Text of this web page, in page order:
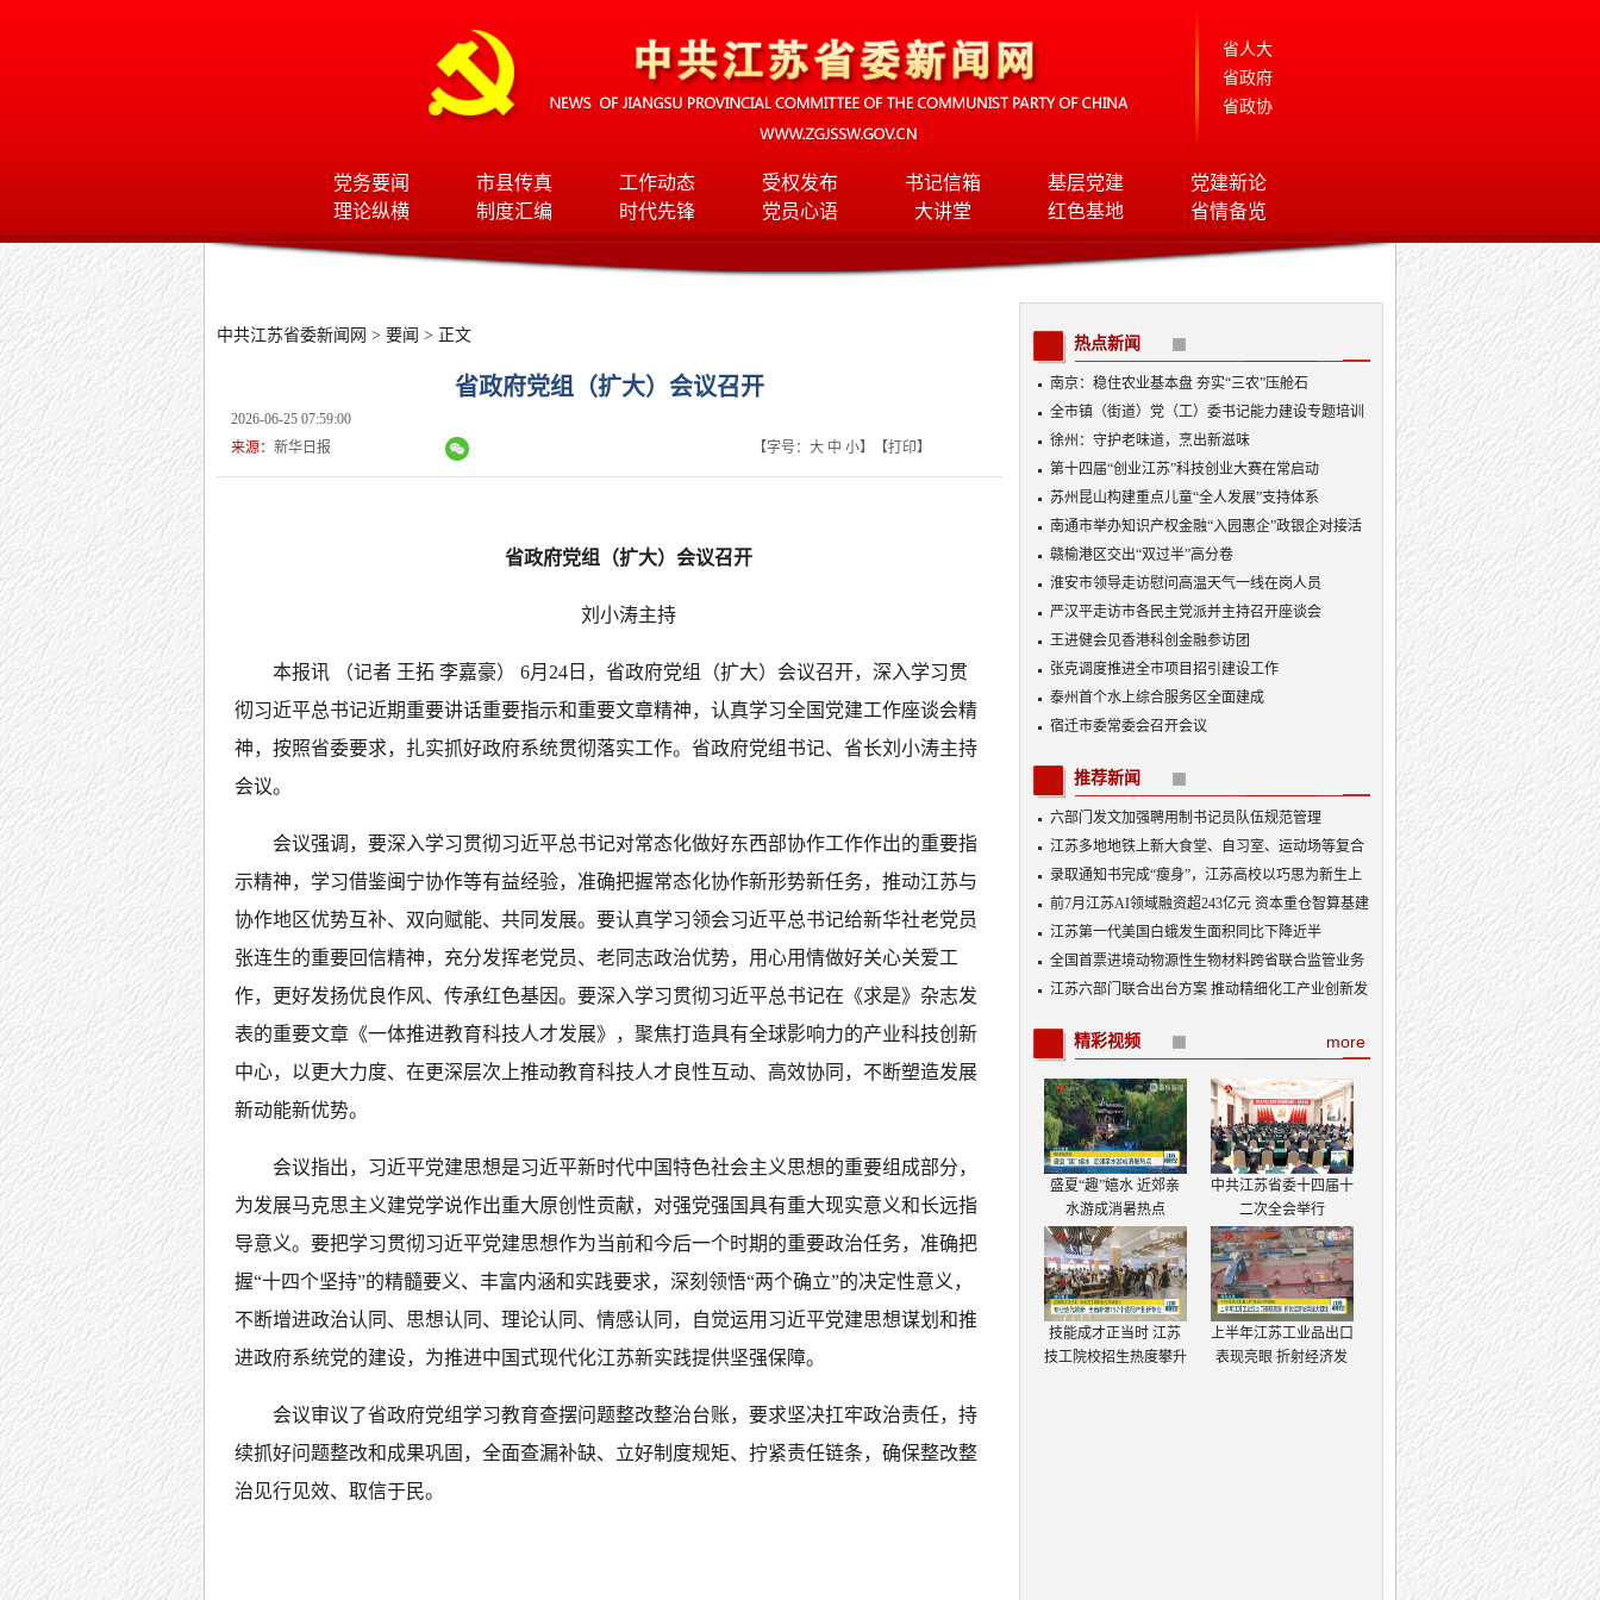
省人大
省政府
省政协
党务要闻 市县传真 工作动态 受权发布 书记信箱 基层党建
党建新论
理论纵横
制度汇编 时代先锋 党员心语 大讲堂 红色基地 省情备览
中共江苏省委新闻网 > 要闻 > 正文
省政府党组（扩大）会议召开
2026-06-25 07:59:00
来源： 新华日报 【字号： 大 中 小】【打印】
省政府党组（扩大）会议召开
刘小涛主持
本报讯 （记者 王拓 李嘉豪） 6月24日，省政府党组（扩大）会议召开，深入学习贯
彻习近平总书记近期重要讲话重要指示和重要文章精神，认真学习全国党建工作座谈会精
神，按照省委要求，扎实抓好政府系统贯彻落实工作。省政府党组书记、省长刘小涛主持
会议。
会议强调，要深入学习贯彻习近平总书记对常态化做好东西部协作工作作出的重要指
示精神，学习借鉴闽宁协作等有益经验，准确把握常态化协作新形势新任务，推动江苏与
协作地区优势互补、双向赋能、共同发展。要认真学习领会习近平总书记给新华社老党员
张连生的重要回信精神，充分发挥老党员、老同志政治优势，用心用情做好关心关爱工
作，更好发扬优良作风、传承红色基因。要深入学习贯彻习近平总书记在《求是》杂志发
表的重要文章《一体推进教育科技人才发展》，聚焦打造具有全球影响力的产业科技创新
中心，以更大力度、在更深层次上推动教育科技人才良性互动、高效协同，不断塑造发展
新动能新优势。
会议指出，习近平党建思想是习近平新时代中国特色社会主义思想的重要组成部分，
为发展马克思主义建党学说作出重大原创性贡献，对强党强国具有重大现实意义和长远指
导意义。要把学习贯彻习近平党建思想作为当前和今后一个时期的重要政治任务，准确把
握“十四个坚持”的精髓要义、丰富内涵和实践要求，深刻领悟“两个确立”的决定性意义，
不断增进政治认同、思想认同、理论认同、情感认同，自觉运用习近平党建思想谋划和推
进政府系统党的建设，为推进中国式现代化江苏新实践提供坚强保障。
会议审议了省政府党组学习教育查摆问题整改整治台账，要求坚决扛牢政治责任，持
续抓好问题整改和成果巩固，全面查漏补缺、立好制度规矩、拧紧责任链条，确保整改整
治见行见效、取信于民。
热点新闻
南京：稳住农业基本盘 夯实“三农”压舱石
全市镇（街道）党（工）委书记能力建设专题培训
班开班
徐州：守护老味道，烹出新滋味
第十四届“创业江苏”科技创业大赛在常启动
苏州昆山构建重点儿童“全人发展”支持体系
南通市举办知识产权金融“入园惠企”政银企对接活
动
赣榆港区交出“双过半”高分卷
淮安市领导走访慰问高温天气一线在岗人员
严汉平走访市各民主党派并主持召开座谈会
王进健会见香港科创金融参访团
张克调度推进全市项目招引建设工作
泰州首个水上综合服务区全面建成
宿迁市委常委会召开会议
推荐新闻
六部门发文加强聘用制书记员队伍规范管理
江苏多地地铁上新大食堂、自习室、运动场等复合
功能——从“客流通道”到“生活场景”
录取通知书完成“瘦身”，江苏高校以巧思为新生上
好入学第一课
前7月江苏AI领域融资超243亿元 资本重仓智算基建
AI产业底盘夯实
江苏第一代美国白蛾发生面积同比下降近半
全国首票进境动物源性生物材料跨省联合监管业务
落地
江苏六部门联合出台方案 推动精细化工产业创新发
more
精彩视频
盛夏“趣”嬉水 近郊亲
水游成消暑热点
中共江苏省委十四届十
二次全会举行
技能成才正当时 江苏
技工院校招生热度攀升
上半年江苏工业品出口
表现亮眼 折射经济发